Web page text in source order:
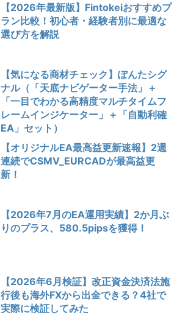
【2026年最新版】Fintokeiおすすめプ
ラン比較！初心者・経験者別に最適な
選び方を解説
【気になる商材チェック】ぽんたシグ
ナル（「天底ナビゲーター手法」＋
「一目でわかる高精度マルチタイムフ
レームインジケーター」＋「自動利確
EA」セット）
【オリジナルEA最高益更新速報】2週
連続でCSMV_EURCADが最高益更
新！
【2026年7月のEA運用実績】2か月ぶ
りのプラス、580.5pipsを獲得！
【2026年6月検証】改正資金決済法施
行後も海外FXから出金できる？4社で
実際に検証してみた